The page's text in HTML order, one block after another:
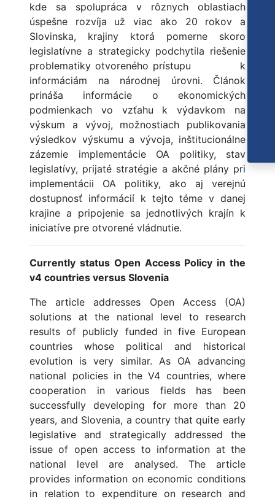
kde sa spolupráca v rôznych oblastiach
úspešne rozvíja už viac ako 20 rokov a
Slovinska, krajiny ktorá pomerne skoro
legislatívne a strategicky podchytila riešenie
problematiky otvoreného prístupu k
informáciám na národnej úrovni. Článok
prináša informácie o ekonomických
podmienkach vo vzťahu k výdavkom na
výskum a vývoj, možnostiach publikovania
výsledkov výskumu a vývoja, inštitucionálne
zázemie implementácie OA politiky, stav
legislatívy, prijaté stratégie a akčné plány pri
implementácii OA politiky, ako aj verejnú
dostupnosť informácií k tejto téme v danej
krajine a pripojenie sa jednotlivých krajín k
iniciatíve pre otvorené vládnutie.
Currently status Open Access Policy in the
v4 countries versus Slovenia
The article addresses Open Access (OA)
solutions at the national level to research
results of publicly funded in five European
countries whose political and historical
evolution is very similar. As OA advancing
national policies in the V4 countries, where
cooperation in various fields has been
successfully developing for more than 20
years, and Slovenia, a country that quite early
legislative and strategically addressed the
issue of open access to information at the
national level are analysed. The article
provides information on economic conditions
in relation to expenditure on research and